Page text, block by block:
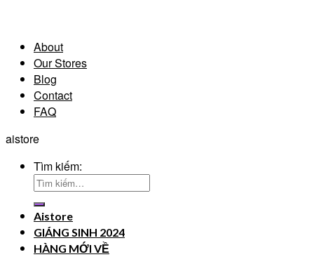
About
Our Stores
Blog
Contact
FAQ
aistore
Tìm kiếm:
Aistore
GIÁNG SINH 2024
HÀNG MỚI VỀ